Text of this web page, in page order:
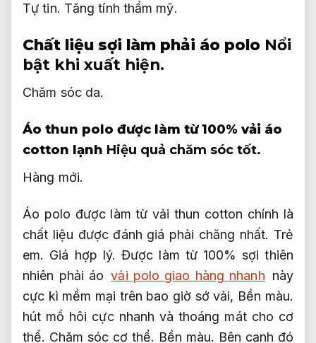
Tự tin. Tăng tính thẩm mỹ.
Chất liệu sợi làm phải áo polo Nổi
bật khi xuất hiện.
Chăm sóc da.
Áo thun polo được làm từ 100% vải áo
cotton lạnh Hiệu quả chăm sóc tốt.
Hàng mới.
Áo polo được làm từ vải thun cotton chính là
chất liệu được đánh giá phải chăng nhất. Trẻ
em. Giá hợp lý. Được làm từ 100% sợi thiên
nhiên phải áo vải polo giao hàng nhanh này
cực kì mềm mại trên bao giờ sớ vải, Bền màu.
hút mồ hôi cực nhanh và thoáng mát cho cơ
thể. Chăm sóc cơ thể. Bền màu. Bên cạnh đó